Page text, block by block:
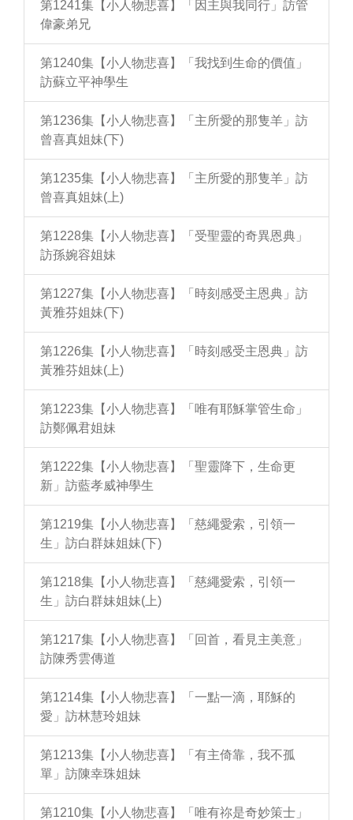
第1241集【小人物悲喜】「因主與我同行」訪管
偉豪弟兄
第1240集【小人物悲喜】「我找到生命的價值」
訪蘇立平神學生
第1236集【小人物悲喜】「主所愛的那隻羊」訪
曾喜真姐妹(下)
第1235集【小人物悲喜】「主所愛的那隻羊」訪
曾喜真姐妹(上)
第1228集【小人物悲喜】「受聖靈的奇異恩典」
訪孫婉容姐妹
第1227集【小人物悲喜】「時刻感受主恩典」訪
黃雅芬姐妹(下)
第1226集【小人物悲喜】「時刻感受主恩典」訪
黃雅芬姐妹(上)
第1223集【小人物悲喜】「唯有耶穌掌管生命」
訪鄭佩君姐妹
第1222集【小人物悲喜】「聖靈降下，生命更
新」訪藍孝威神學生
第1219集【小人物悲喜】「慈繩愛索，引領一
生」訪白群妹姐妹(下)
第1218集【小人物悲喜】「慈繩愛索，引領一
生」訪白群妹姐妹(上)
第1217集【小人物悲喜】「回首，看見主美意」
訪陳秀雲傳道
第1214集【小人物悲喜】「一點一滴，耶穌的
愛」訪林慧玲姐妹
第1213集【小人物悲喜】「有主倚靠，我不孤
單」訪陳幸珠姐妹
第1210集【小人物悲喜】「唯有祢是奇妙策士」